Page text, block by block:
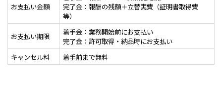
お支払い金額
完了金：報酬の残額＋立替実費（証明書取得費
等）
お支払い期限
着手金：業務開始前にお支払い
完了金：許可取得・納品時にお支払い
キャンセル料
着手前まで無料